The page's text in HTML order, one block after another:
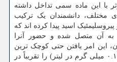
با این ماده سمی تداخل داشته
مختلف، دانشمندان یک ترکیب
اسید پیدا کرده اند که
به آن متصل شده و حضور آنرا
این امر یافتن حتی کوچک ترین
دوزهای این ماده سمی (حداکثر ۰.۱ میلی گرم در لیتر) را تقریباً در